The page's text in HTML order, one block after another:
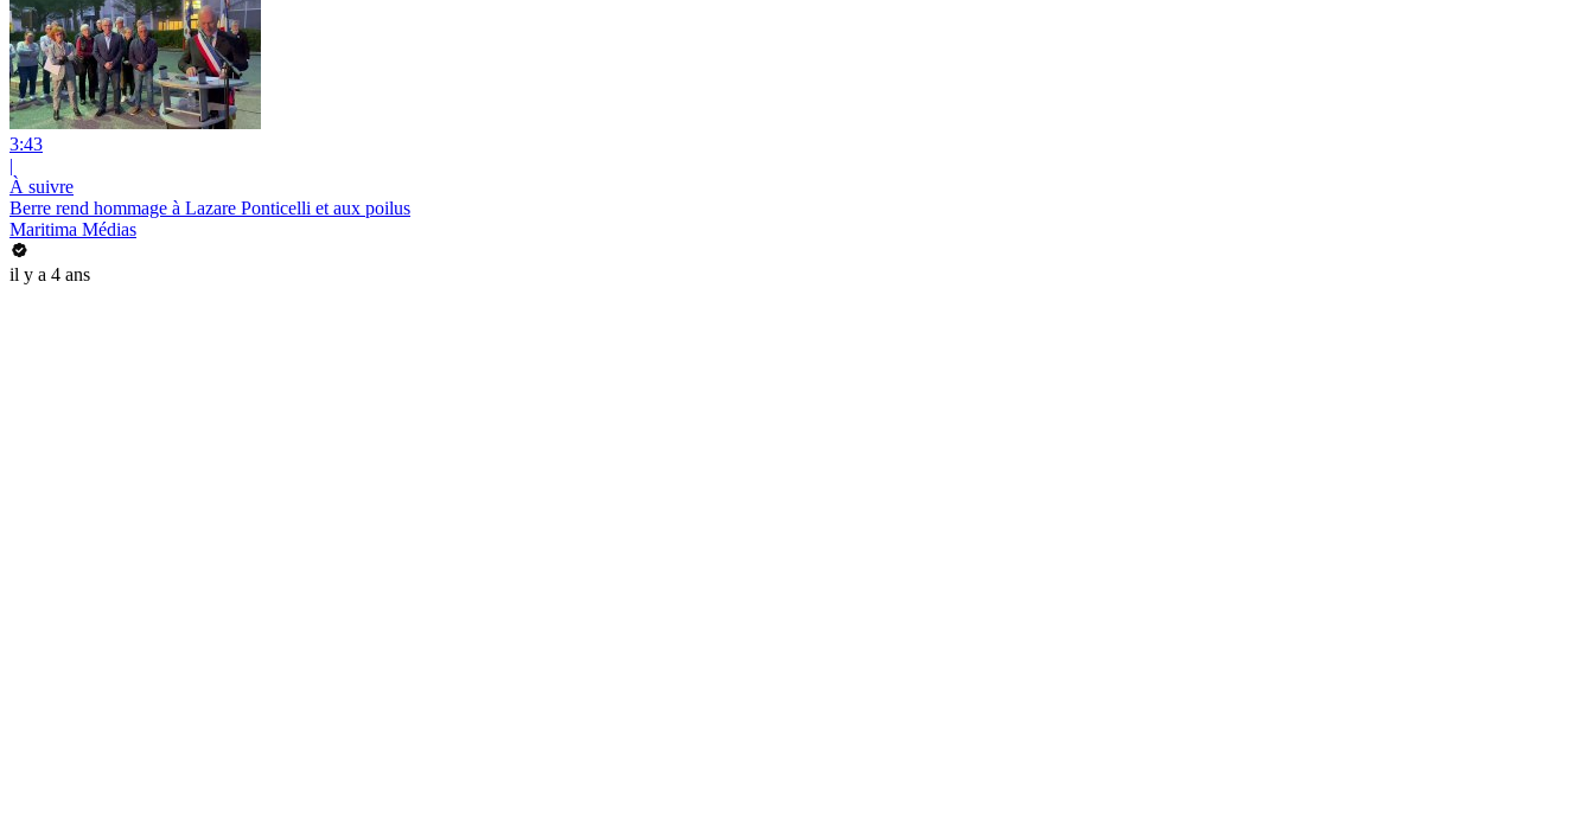
3:43
|
À suivre
Berre rend hommage à Lazare Ponticelli et aux poilus
Maritima Médias
il y a 4 ans